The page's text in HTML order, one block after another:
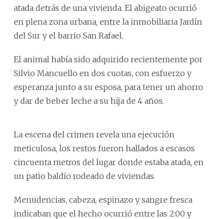
atada detrás de una vivienda. El abigeato ocurrió
en plena zona urbana, entre la inmobiliaria Jardín
del Sur y el barrio San Rafael.
El animal había sido adquirido recientemente por
Silvio Mancuello en dos cuotas, con esfuerzo y
esperanza junto a su esposa, para tener un ahorro
y dar de beber leche a su hija de 4 años.
La escena del crimen revela una ejecución
meticulosa, los restos fueron hallados a escasos
cincuenta metros del lugar donde estaba atada, en
un patio baldío rodeado de viviendas.
Menudencias, cabeza, espinazo y sangre fresca
indicaban que el hecho ocurrió entre las 2:00 y